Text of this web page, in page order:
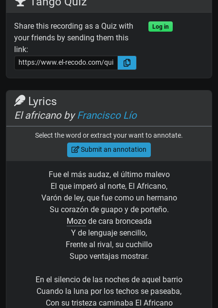
Share this recording as a Quiz with
your friends by sending them this
link:
Log in
Lyrics
El africano by Francisco Lío
Select the word or extract your want to annotate.
Submit an annotation
Fue el más audaz, el último malevo
El que imperó al norte, El Africano,
Varón de ley, que fue como un hermano
Su corazón de guapo y de porteño.
Mozode cara bronceada
Y de lenguaje sencillo,
Frente al rival, su cuchillo
Supo ventajas mostrar.
En el silencio de las noches de aquel barrio
Cuando la luna por los techos se paseaba,
Con su tristeza caminaba El Africano